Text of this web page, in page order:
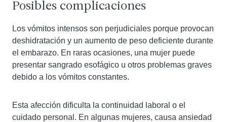
Posibles complicaciones
Los vómitos intensos son perjudiciales porque provocan
deshidratación y un aumento de peso deficiente durante
el embarazo. En raras ocasiones, una mujer puede
presentar sangrado esofágico u otros problemas graves
debido a los vómitos constantes.
Esta afección dificulta la continuidad laboral o el
cuidado personal. En algunas mujeres, causa ansiedad